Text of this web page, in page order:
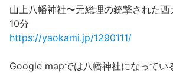
山上八幡神社〜元総理の銃撃された
10分
https://yaokami.jp/1290111/
Google mapでは八幡神社になってい